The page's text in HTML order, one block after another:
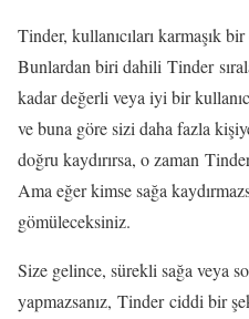
Tinder, kullanıcıları karmaşık
Bunlardan biri dahili Tinder
kadar değerli veya iyi bir
ve buna göre sizi daha fazla
doğru kaydırırsa, o zaman
Ama eğer kimse sağa
gömüleceksiniz.
Size gelince, sürekli sağa veya
yapmazsanız, Tinder ciddi bir